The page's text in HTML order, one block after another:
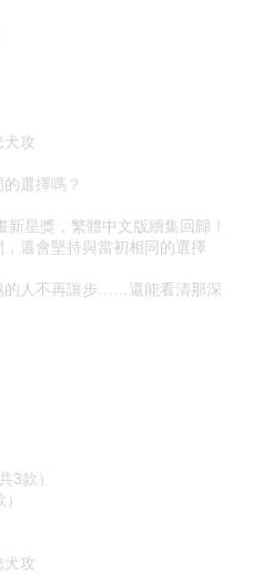
攻
選擇嗎？
星獎，繁體中文版續集回歸！
還會堅持與當初相同的選擇
的人不再讓步……還能看清那深
3款）
攻